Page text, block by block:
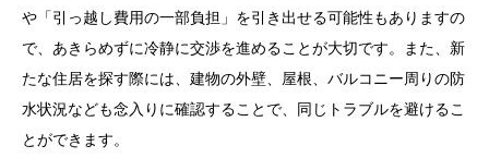
や「引っ越し費用の一部負担」を引き出せる可能性もありますの
で、あきらめずに冷静に交渉を進めることが大切です。また、新
たな住居を探す際には、建物の外壁、屋根、バルコニー周りの防
水状況なども念入りに確認することで、同じトラブルを避けるこ
とができます。